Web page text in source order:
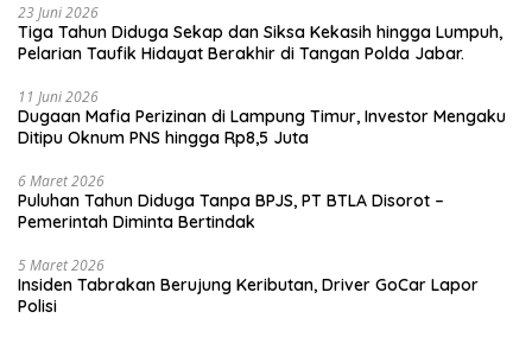
23 Juni 2026
Tiga Tahun Diduga Sekap dan Siksa Kekasih hingga Lumpuh,
Pelarian Taufik Hidayat Berakhir di Tangan Polda Jabar.
11 Juni 2026
Dugaan Mafia Perizinan di Lampung Timur, Investor Mengaku
Ditipu Oknum PNS hingga Rp8,5 Juta
6 Maret 2026
Puluhan Tahun Diduga Tanpa BPJS, PT BTLA Disorot –
Pemerintah Diminta Bertindak
5 Maret 2026
Insiden Tabrakan Berujung Keributan, Driver GoCar Lapor
Polisi